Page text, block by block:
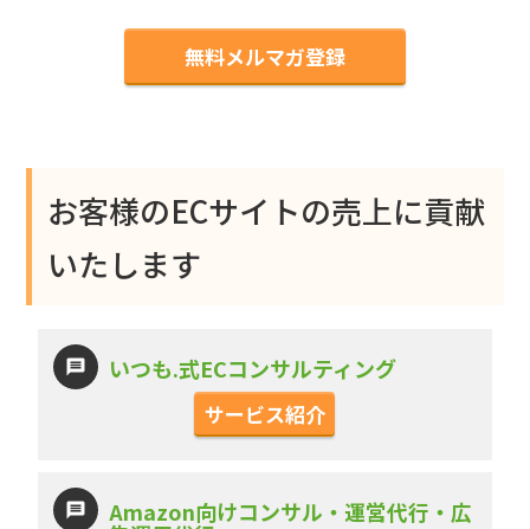
無料メルマガ登録
お客様のECサイトの売上に貢献
いたします
いつも.式ECコンサルティング
サービス紹介
Amazon向けコンサル・運営代行・広